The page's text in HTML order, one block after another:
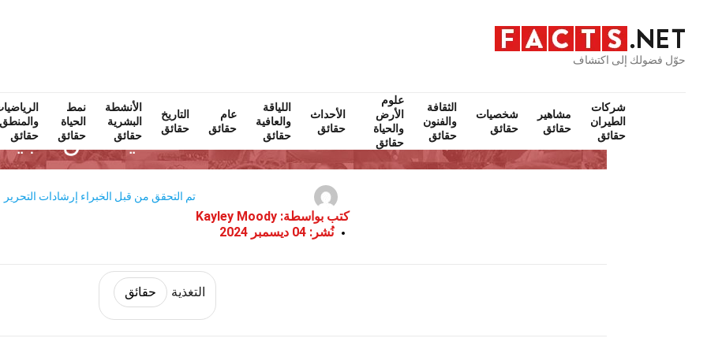
حوّل فضولك إلى اكتشاف
شركات
الطيران
حقائق
مشاهير
حقائق
شخصيات
حقائق
الثقافة
والفنون
حقائق
علوم
الأرض
والحياة
حقائق
الأحداث
حقائق
اللياقة
والعافية
حقائق
عام
حقائق
التاريخ
حقائق
الأنشطة
البشرية
حقائق
نمط
الحياة
حقائق
والمنطق
حقائق
Home اللياقة والعافيةحقائق التغذية
37 حقيقة عن الجيكاما
كتب بواسطة: Kayley Moody
نُشر: 04 ديسمبر 2024
تم التحقق من قبل الخبراء إرشادات التحرير
التغذية حقائق